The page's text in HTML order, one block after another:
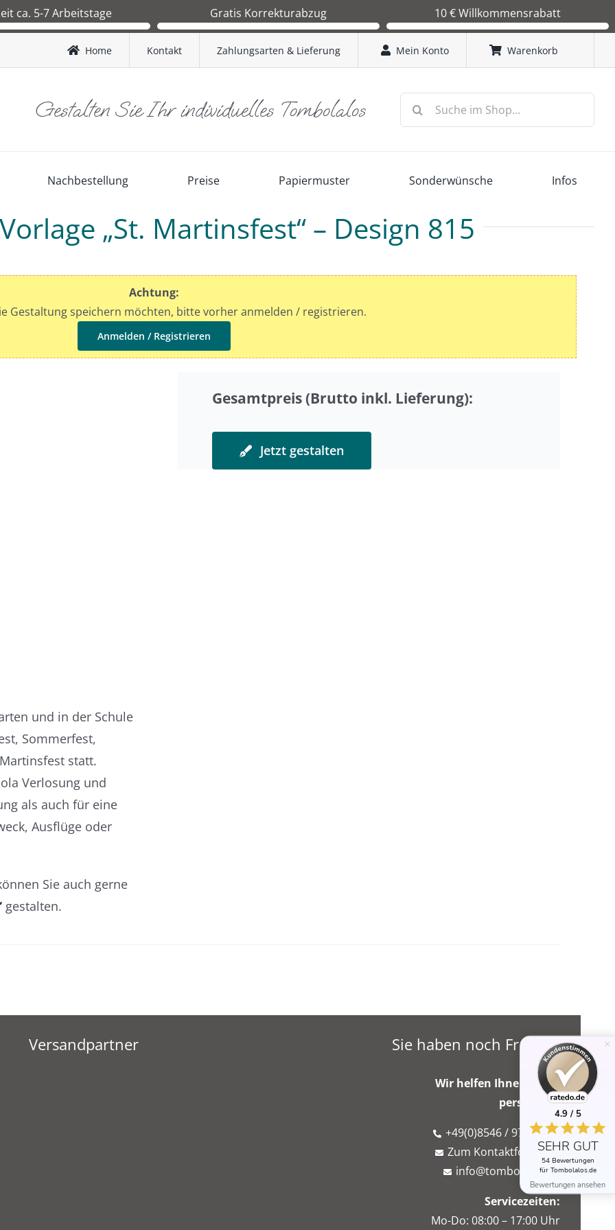
ca. 5-7 Arbeitstage
Druckfreigabe ca.1-2 Arbeitstage.
BRD ca. 3-4 Werktage.
AT ca. 4-5 Werktage.
Gratis Korrekturabzug
Sie erhalten nach Bestelleingang in Kürze einen
Korrekturabzug zur Kontrolle. Erst wenn dieser von
Ihnen freigegeben wird, starten wir mit der
10 € Willkommensrabatt
Sie erhalten bei Ihrer Erstbestellung einen 10 €
Gutschein. Code: TombolaLos2026
Home Kontakt Zahlungsarten & Lieferung Mein Konto Warenkorb
Gestalten Sie Ihr individuelles Tombolalos
Suche
nach:
Nachbestellung Preise Papiermuster Sonderwünsche Infos
„St. Martinsfest“ – Design 815
Achtung:
Gestaltung speichern möchten, bitte vorher anmelden / registrieren.
Anmelden / Registrieren
und in der Schule
Sommerfest,
statt.
Verlosung und
als auch für eine
Ausflüge oder
Sie auch gerne
gestalten.
Gesamtpreis (Brutto inkl. Lieferung):
Jetzt gestalten
Versandpartner Sie haben noch Fragen?
Wir helfen Ihnen gerne
persönlich!
+49(0)8546 / 975 766 7
Zum Kontaktformular
info@tombolalos.de
Servicezeiten:
Mo-Do: 08:00 – 17:00 Uhr
4.9 / 5
SEHR GUT
54 Bewertungen
für Tombolalos.de
Bewertungen ansehen